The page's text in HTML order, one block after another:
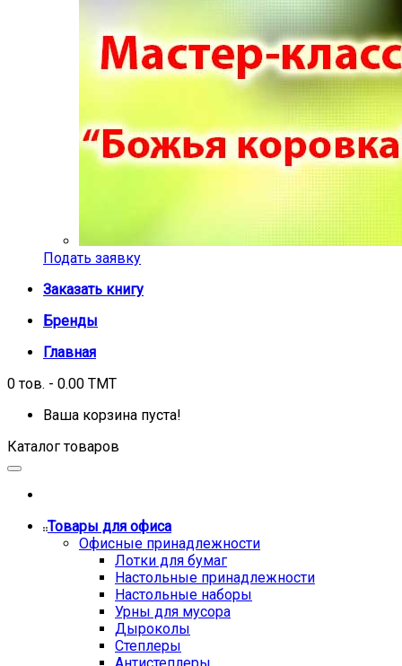
Подать заявку
Заказать книгу
Бренды
Главная
0 тов. - 0.00 TMT
Ваша корзина пуста!
Каталог товаров
Товары для офиса
Офисные принадлежности
Лотки для бумаг
Настольные принадлежности
Настольные наборы
Урны для мусора
Дыроколы
Степлеры